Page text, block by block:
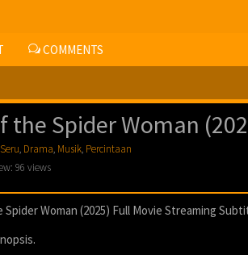
COMMENTS
the Spider Woman
, Drama, Musik, Percintaan
96 views
Woman (2025) Full Movie Streaming